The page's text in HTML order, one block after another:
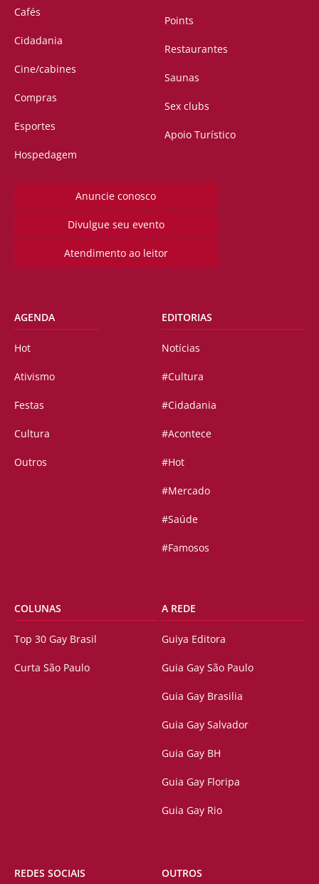
Cafés
Cidadania
Cine/cabines
Compras
Esportes
Hospedagem
Points
Restaurantes
Saunas
Sex clubs
Apoio Turístico
Anuncie conosco
Divulgue seu evento
Atendimento ao leitor
AGENDA
Hot
Ativismo
Festas
Cultura
Outros
EDITORIAS
Notícias
#Cultura
#Cidadania
#Acontece
#Hot
#Mercado
#Saúde
#Famosos
COLUNAS
Top 30 Gay Brasil
Curta São Paulo
A REDE
Guiya Editora
Guia Gay São Paulo
Guia Gay Brasilia
Guia Gay Salvador
Guia Gay BH
Guia Gay Floripa
Guia Gay Rio
REDES SOCIAIS OUTROS